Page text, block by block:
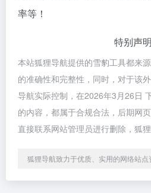
率等！
特别声明
本站狐狸导航提供的雪豹工具都来
的准确性和完整性，同时，对于该
导航实际控制，在2026年3月26日
的内容，都属于合规合法，后期网
直接联系网站管理员进行删除，狐
狐狸导航致力于优质、实用的网络站点